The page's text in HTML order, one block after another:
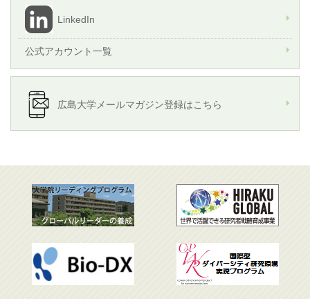
LinkedIn
公式アカウント一覧
広島大学メールマガジン登録はこちら